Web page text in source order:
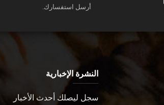
أرسل استفسارك.
النشرة الإخبارية
سجل ليصلك أحدث الأخبار